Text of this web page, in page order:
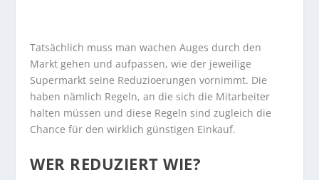
Tatsächlich muss man wachen Auges durch den
Markt gehen und aufpassen, wie der jeweilige
Supermarkt seine Reduzioerungen vornimmt. Die
haben nämlich Regeln, an die sich die Mitarbeiter
halten müssen und diese Regeln sind zugleich die
Chance für den wirklich günstigen Einkauf.
WER REDUZIERT WIE?